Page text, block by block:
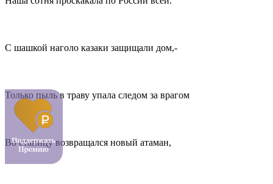
С шашкой наголо казаки защищали дом,-
Только пыль в траву упала следом за врагом
Во станицу возвращался новый атаман,